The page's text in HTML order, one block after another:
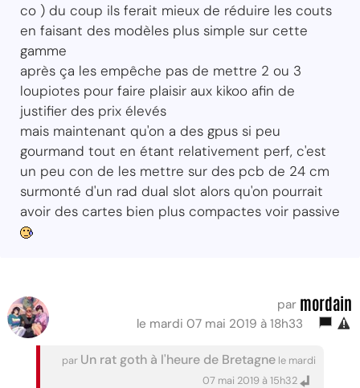
co ) du coup ils ferait mieux de réduire les couts
en faisant des modèles plus simple sur cette
gamme
après ça les empêche pas de mettre 2 ou 3
loupiotes pour faire plaisir aux kikoo afin de
justifier des prix élevés
mais maintenant qu'on a des gpus si peu
gourmand tout en étant relativement perf, c'est
un peu con de les mettre sur des pcb de 24 cm
surmonté d'un rad dual slot alors qu'on pourrait
avoir des cartes bien plus compactes voir passive
par mordain
le mardi 07 mai 2019 à 18h33
par Un rat goth à l'heure de Bretagne le mardi
07 mai 2019 à 15h32